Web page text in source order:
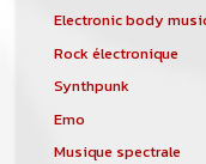
Electronic body
Rock électronique
Synthpunk
Emo
Musique spectrale
pour
site. Ce
êtes
orchestre,
un DJ, etc...